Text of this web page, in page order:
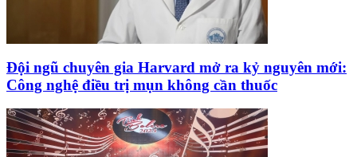
Đội ngũ chuyên gia Harvard mở ra kỷ nguyên mới:
Công nghệ điều trị mụn không cần thuốc